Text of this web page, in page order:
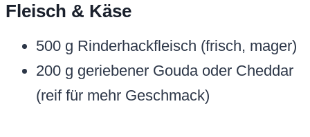
Fleisch & Käse
500 g Rinderhackfleisch (frisch, mager)
200 g geriebener Gouda oder Cheddar
(reif für mehr Geschmack)